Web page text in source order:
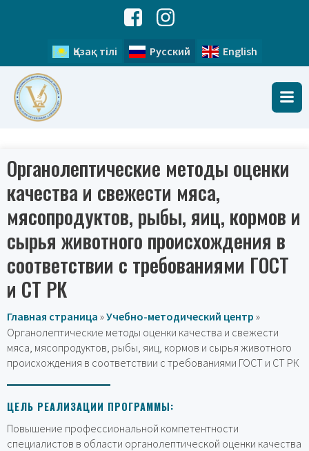
Қазақ тілі Русский English
Органолептические методы оценки
качества и свежести мяса,
мясопродуктов, рыбы, яиц, кормов и
сырья животного происхождения в
соответствии с требованиями ГОСТ
и СТ РК
Главная страница »Учебно-методический центр »
Органолептические методы оценки качества и свежести
мяса, мясопродуктов, рыбы, яиц, кормов и сырья животного
происхождения в соответствии с требованиями ГОСТ и СТ РК
ЦЕЛЬ РЕАЛИЗАЦИИ ПРОГРАММЫ:
Повышение профессиональной компетентности
специалистов в области органолептической оценки качества